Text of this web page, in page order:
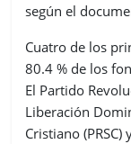
según el
Cuatro de los
80.4 % de los
El Partido
Liberación
Cristiano